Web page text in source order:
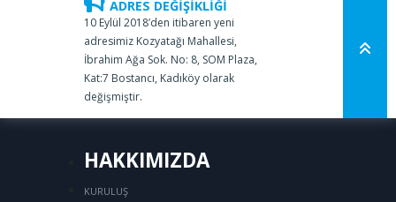
ADRES DEĞİŞİKLİĞİ
10 Eylül 2018’den itibaren yeni
adresimiz Kozyatağı Mahallesi,
İbrahim Ağa Sok. No: 8, SOM Plaza,
Kat:7 Bostancı, Kadıköy olarak
değişmiştir.
HAKKIMIZDA
KURULUŞ